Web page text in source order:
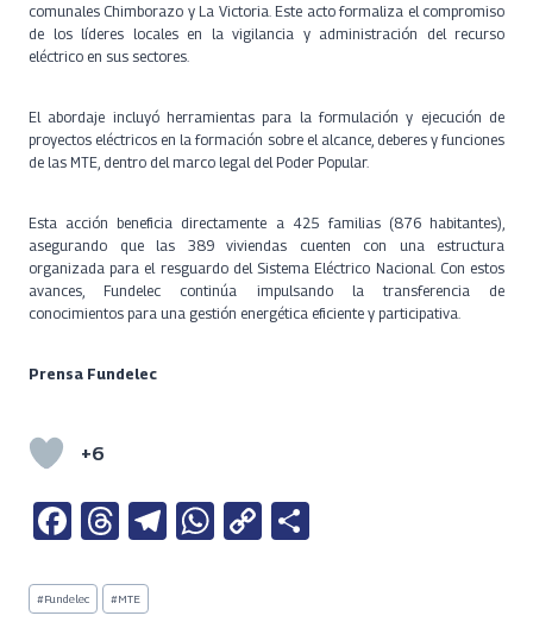
comunales Chimborazo y La Victoria. Este acto formaliza el compromiso
de los líderes locales en la vigilancia y administración del recurso
eléctrico en sus sectores.
El abordaje incluyó herramientas para la formulación y ejecución de
proyectos eléctricos en la formación sobre el alcance, deberes y funciones
de las MTE, dentro del marco legal del Poder Popular.
Esta acción beneficia directamente a 425 familias (876 habitantes),
asegurando que las 389 viviendas cuenten con una estructura
organizada para el resguardo del Sistema Eléctrico Nacional. Con estos
avances, Fundelec continúa impulsando la transferencia de
conocimientos para una gestión energética eficiente y participativa.
Prensa Fundelec
+6
Fa
b
T
re
Te W
C
Etiquetas
de
#Fundelec #MTE